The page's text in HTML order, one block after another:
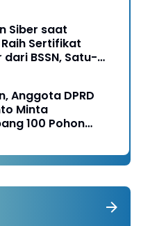
Siber saat
Raih Sertifikat
BSSN, Satu-
Anggota DPRD
Minta
100 Pohon